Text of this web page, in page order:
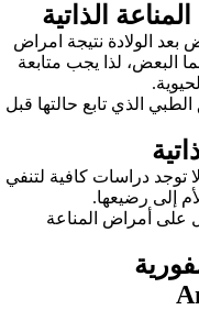
الذاتية
الولادة نتيجة امراض
البعض، لذا يجب متابعة
الذي تابع حالتها قبل
توجد دراسات كافية لتنفي
إلى رضيعها.
على أمراض المناعة